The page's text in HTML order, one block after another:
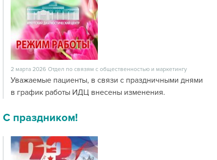
2 марта 2026 Отдел по связям с общественностью и маркетингу
Уважаемые пациенты, в связи с праздничными днями
в график работы ИДЦ внесены изменения.
С праздником!